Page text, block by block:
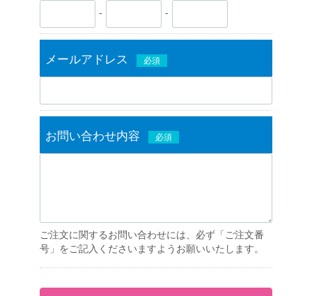
- -
メールアドレス 必須
お問い合わせ内容 必須
ご注文に関するお問い合わせには、必ず「ご注文番
号」をご記入くださいますようお願いいたします。